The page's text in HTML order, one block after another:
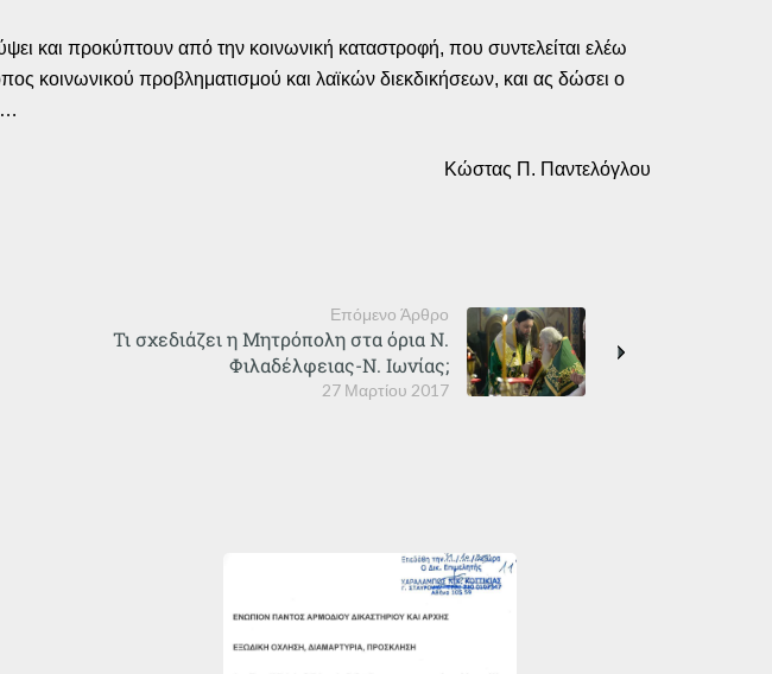
και προκύπτουν από την κοινωνική καταστροφή, που συντελείται ελέω
κοινωνικού προβληματισμού και λαϊκών διεκδικήσεων, και ας δώσει ο
Κώστας Π. Παντελόγλου
Επόμενο Άρθρο
27 Μαρτίου 2017
Τι σχεδιάζει η Μητρόπολη στα όρια Ν.
Φιλαδέλφειας-Ν. Ιωνίας;